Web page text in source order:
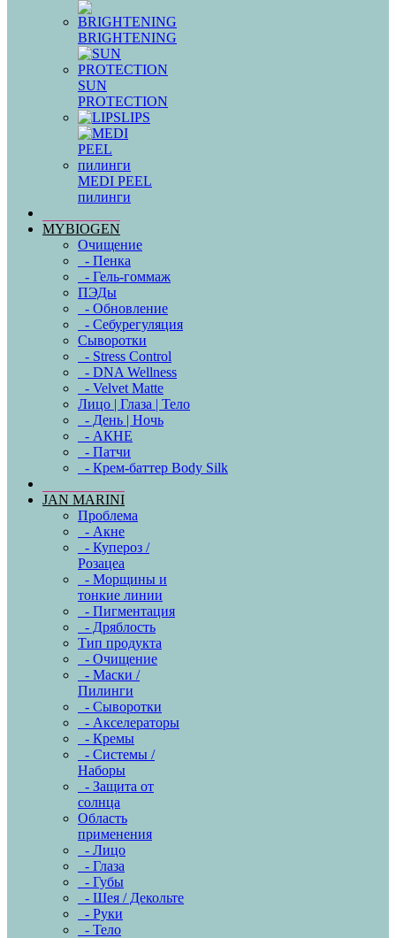
BRIGHTENING
SUN
PROTECTION
LIPS
MEDI PEEL
пилинги
MYBIOGEN
Очищение
- Пенка
- Гель-гоммаж
ПЭДы
- Обновление
- Себурегуляция
Сыворотки
- Stress Control
- DNA Wellness
- Velvet Matte
Лицо | Глаза | Тело
- День | Ночь
- АКНЕ
- Патчи
- Крем-баттер Body Silk
JAN MARINI
Проблема
- Акне
- Купероз /
Розацеа
- Морщины и
тонкие линии
- Пигментация
- Дряблость
Тип продукта
- Очищение
- Маски /
Пилинги
- Сыворотки
- Акселераторы
- Кремы
- Системы /
Наборы
- Защита от
солнца
Область
применения
- Лицо
- Глаза
- Губы
- Шея / Декольте
- Руки
- Тело